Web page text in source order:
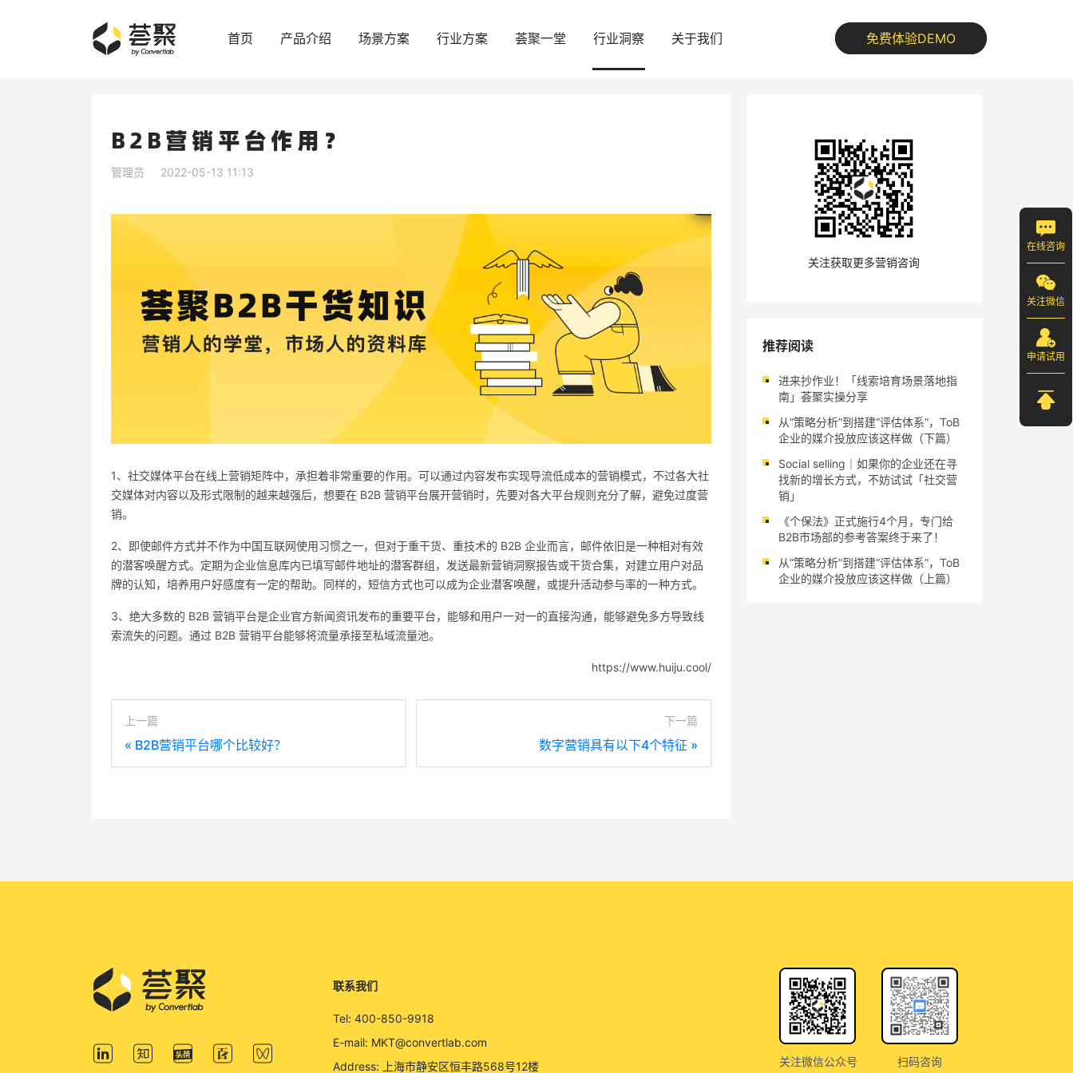
首页 产品介绍 场景方案 行业方案 荟聚一堂 行业洞察 关于我们 免费体验DEMO
B2B营销平台作用？
管理员 2022-05-13 11:13
1、社交媒体平台在线上营销矩阵中，承担着非常重要的作用。可以通过内容发布实现导流低成本的营销模式，不过各大社
交媒体对内容以及形式限制的越来越强后，想要在 B2B 营销平台展开营销时，先要对各大平台规则充分了解，避免过度营
销。
2、即使邮件方式并不作为中国互联网使用习惯之一，但对于重干货、重技术的 B2B 企业而言，邮件依旧是一种相对有效
的潜客唤醒方式。定期为企业信息库内已填写邮件地址的潜客群组，发送最新营销洞察报告或干货合集，对建立用户对品
牌的认知，培养用户好感度有一定的帮助。同样的，短信方式也可以成为企业潜客唤醒，或提升活动参与率的一种方式。
3、绝大多数的 B2B 营销平台是企业官方新闻资讯发布的重要平台，能够和用户一对一的直接沟通，能够避免多方导致线
索流失的问题。通过 B2B 营销平台能够将流量承接至私域流量池。
https://www.huiju.cool/
上一篇
« B2B营销平台哪个比较好？
下一篇
数字营销具有以下4个特征 »
关注获取更多营销咨询
推荐阅读
进来抄作业！「线索培育场景落地指
南」荟聚实操分享
从“策略分析”到搭建“评估体系”，ToB
企业的媒介投放应该这样做（下篇）
Social selling｜如果你的企业还在寻
找新的增长方式，不妨试试「社交营
销」
《个保法》正式施行4个月，专门给
B2B市场部的参考答案终于来了！
从“策略分析”到搭建“评估体系”，ToB
企业的媒介投放应该这样做（上篇）
联系我们
Tel: 400-850-9918
E-mail: MKT@convertlab.com
Address: 上海市静安区恒丰路568号12楼
关注微信公众号 扫码咨询
在线咨询
关注微信
申请试用